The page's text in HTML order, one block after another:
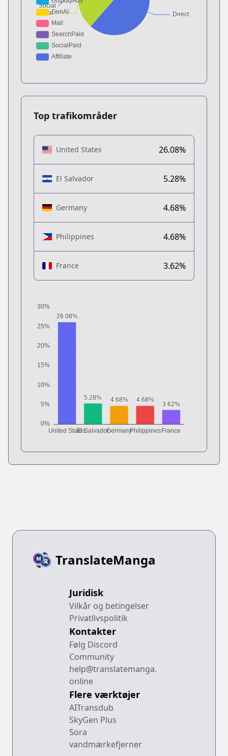
Top trafikområder
United States 26.08%
El Salvador 5.28%
Germany 4.68%
Philippines 4.68%
France 3.62%
TranslateManga
Juridisk
Vilkår og betingelser
Privatlivspolitik
Kontakter
Følg Discord
Community
help@translatemanga.
online
Flere værktøjer
AITransdub
SkyGen Plus
Sora
vandmærkefjerner